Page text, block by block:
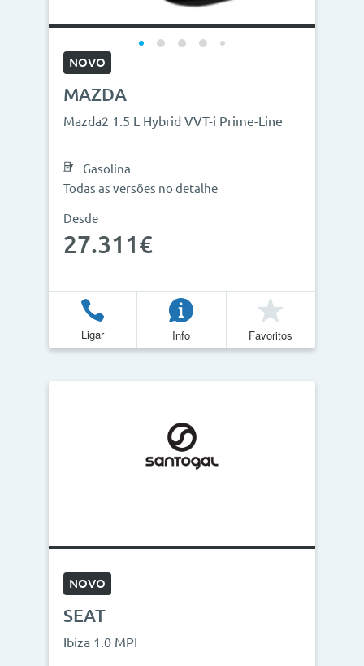
NOVO
MAZDA
Mazda2 1.5 L Hybrid VVT-i Prime-Line
Gasolina
Todas as versões no detalhe
Desde
27.311€
Ligar Info Favoritos
NOVO
SEAT
Ibiza 1.0 MPI